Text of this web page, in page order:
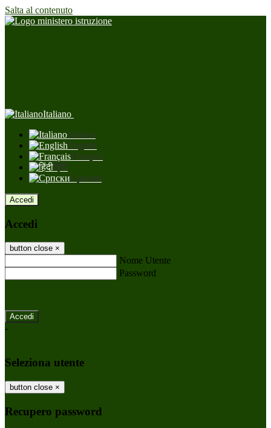
Salta al contenuto
Italiano
Italiano
English
Français
हिंदी
Српски
Accedi
Accedi
button close ×
Nome Utente
Password
-
Seleziona utente
button close ×
Recupero password